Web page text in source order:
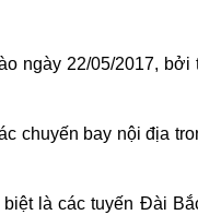
ngày 22/05/2017, bởi
chuyến bay nội địa
là các tuyến Đài